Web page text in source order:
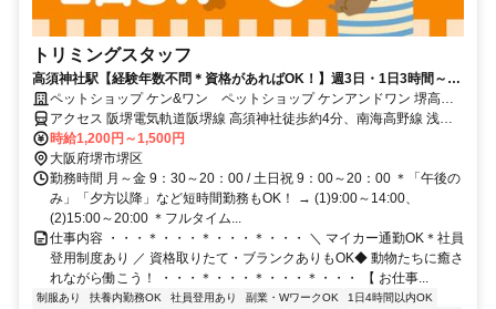
トリミングスタッフ
高須神社駅【経験年数不問＊資格があればOK！】週3日・1日3時間～
OKで扶養内やWワークOK◆
ペットショップ ケン&ワン ペットショップ ケンアンドワン 堺高須
店
アクセス 阪堺電気軌道阪堺線 高須神社徒歩約4分、南海高野線 浅香
山西出口徒歩約5分、阪堺電気軌道阪堺線 綾ノ町出入口1徒歩約8分
高須神社駅より徒歩5分 浅香山駅より8分 ＊駅チカ ＊マイカー通勤
OK
時給1,200円～1,500円
大阪府堺市堺区
勤務時間 月～金 9：30～20：00 / 土日祝 9：00～20：00 ＊「午後の
み」「夕方以降」など短時間勤務もOK！ → (1)9:00～14:00、
(2)15:00～20:00 ＊フルタイム...
仕事内容 ・・・＊・・・＊・・・＊・・・ ＼ マイカー通勤OK＊社員
登用制度あり ／ 資格取りたて・ブランクありもOK◆ 動物たちに癒さ
れながら働こう！ ・・・＊・・・＊・・・＊・・・ 【 お仕事...
制服あり 扶養内勤務OK 社員登用あり 副業・WワークOK
1日4時間以内OK